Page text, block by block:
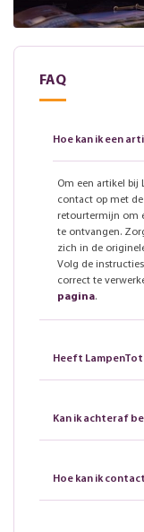
FAQ
Hoe kan ik een
Om een artikel bij
contact op met
retourtermijn om
te ontvangen.
zich in de
Volg de
correct te
pagina.
Heeft
Kan ik achteraf
Hoe kan ik